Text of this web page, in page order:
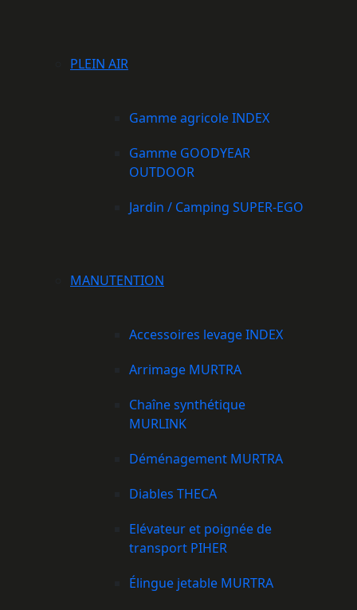
PLEIN AIR
Gamme agricole INDEX
Gamme GOODYEAR
OUTDOOR
Jardin / Camping SUPER-EGO
MANUTENTION
Accessoires levage INDEX
Arrimage MURTRA
Chaîne synthétique
MURLINK
Déménagement MURTRA
Diables THECA
Elévateur et poignée de
transport PIHER
Élingue jetable MURTRA